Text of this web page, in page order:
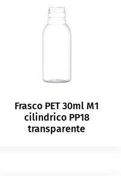
Frasco PET 30ml M1
cilindrico PP18
transparente